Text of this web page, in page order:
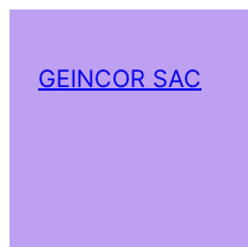
GEINCOR SAC